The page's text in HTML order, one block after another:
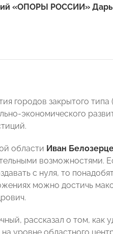
«ОПОРЫ РОССИИ»
городов закрытого типа
экономического
области Иван
возможностями.
с нуля, то
можно достичь
рассказал о том, как